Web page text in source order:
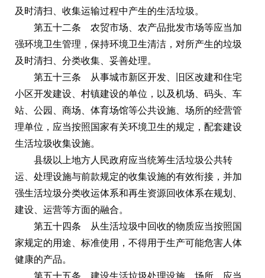
及时清扫、收集运输过程中产生的生活垃圾。
第五十二条 农贸市场、农产品批发市场等应当加
强环境卫生管理，保持环境卫生清洁，对所产生的垃圾
及时清扫、分类收集、妥善处理。
第五十三条 从事城市新区开发、旧区改建和住宅
小区开发建设、村镇建设的单位，以及机场、码头、车
站、公园、商场、体育场馆等公共设施、场所的经营管
理单位，应当按照国家有关环境卫生的规定，配套建设
生活垃圾收集设施。
县级以上地方人民政府应当统筹生活垃圾公共转
运、处理设施与前款规定的收集设施的有效衔接，并加
强生活垃圾分类收运体系和再生资源回收体系在规划、
建设、运营等方面的融合。
第五十四条 从生活垃圾中回收的物质应当按照国
家规定的用途、标准使用，不得用于生产可能危害人体
健康的产品。
第五十五条 建设生活垃圾处理设施、场所，应当